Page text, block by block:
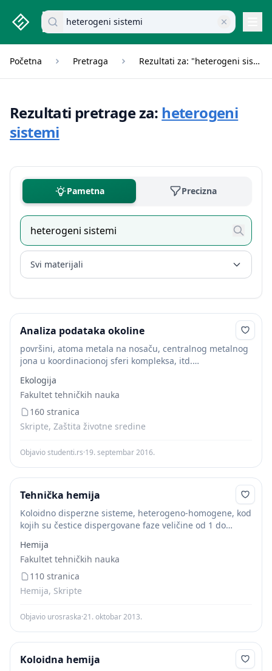
studenti.rs home page
Pretraži dokumente
Početna Pretraga Rezultati za: "heterogeni sistemi"
Rezultati pretrage za: heterogeni
sistemi
Pametna Precizna
Svi materijali
Analiza podataka okoline
površini, atoma metala na nosaču, centralnog metalnog
jona u koordinacionoj sferi kompleksa, itd.
Heterogeni
od više komponenata čija uloga može biti različita,...
Ekologija
Fakultet tehničkih nauka
160 stranica
Skripte, Zaštita životne sredine
Objavio studenti.rs·19. septembar 2016.
Tehnička hemija
Koloidno disperzne sisteme, heterogeno-homogene, kod
kojih su čestice dispergovane faze veličine od 1 do
sisteme, homogene, kod kojih su čestice dispergovane
faze molekuli i/ili...
Hemija
Fakultet tehničkih nauka
110 stranica
Hemija, Skripte
Objavio urosraska·21. oktobar 2013.
Koloidna hemija